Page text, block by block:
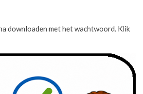
downloaden met het wachtwoord. Klik